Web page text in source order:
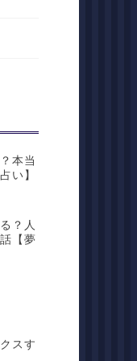
本当
い】
？人
【夢
スす